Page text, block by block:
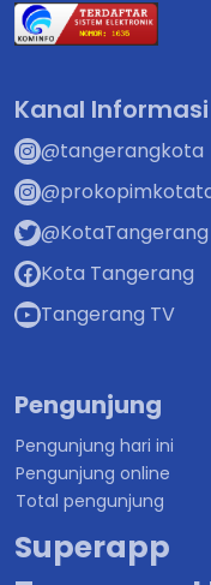
Kanal
@tangerangkota
@KotaTangerang
Kota Tangerang
Tangerang TV
Pengunjung
Pengunjung hari ini
Pengunjung online
Total pengunjung
Superapp